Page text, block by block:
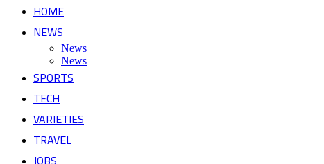
HOME
NEWS
News
News
SPORTS
TECH
VARIETIES
TRAVEL